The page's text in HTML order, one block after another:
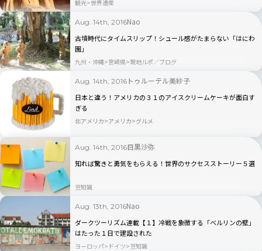
観光 世界遺産
Aug. 14th, 2016Nao
古墳時代にタイムスリップ！シュール感がたまらない「はにわ
園」
九州・沖縄 宮崎県 現地ルポ／ブログ
Aug. 14th, 2016 トゥルーテル美紗子
日本と違う！アメリカの３１のアイスクリームケーキが面白す
ぎる
北アメリカ アメリカ グルメ
Aug. 14th, 2016目黒沙弥
知れば驚きと勇気をもらえる！世界のサクセスストーリー５選
豆知識
Aug. 13th, 2016Nao
ダークツーリズム連載【１】冷戦を象徴する「ベルリンの壁」
はたった１日で建設された
ヨーロッパ ドイツ 豆知識